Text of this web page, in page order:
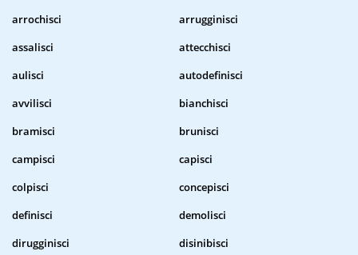
arrochisci
arrugginisci
assalisci
attecchisci
aulisci
autodefinisci
avvilisci
bianchisci
bramisci
brunisci
campisci
capisci
colpisci
concepisci
definisci
demolisci
dirugginisci
disinibisci